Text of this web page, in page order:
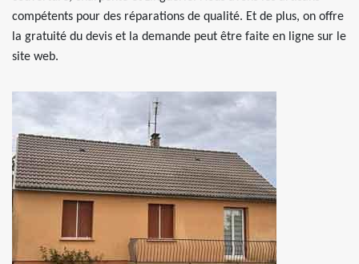
compétents pour des réparations de qualité. Et de plus, on offre
la gratuité du devis et la demande peut être faite en ligne sur le
site web.